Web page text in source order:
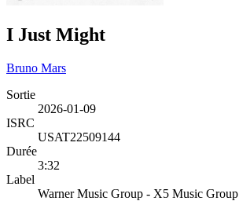
I Just Might
Bruno Mars
Sortie
2026-01-09
ISRC
USAT22509144
Durée
3:32
Label
Warner Music Group - X5 Music Group